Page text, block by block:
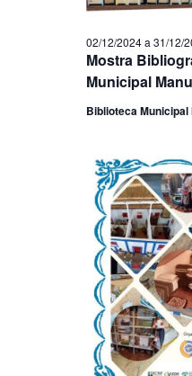
Mostra
Municipal
02/12/2024a 31/12/
Biblioteca Municipal